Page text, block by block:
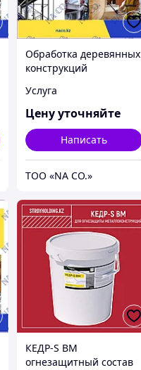
Обработка деревянных
конструкций
составом
Услуга
Цену уточняйте
Написать
ТОО «NA CO.»
КЕДР-S BM
огнезащитный состав